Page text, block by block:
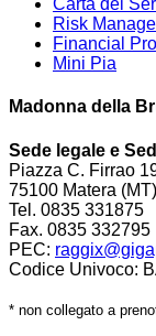
Carta dei
Risk
Financial
Mini Pia
Madonna della
Sede legale e
Piazza C. Firrao
75100 Matera (MT)
Tel. 0835 331875
Fax. 0835 332795
PEC:
Codice Univoco:
* non collegato a